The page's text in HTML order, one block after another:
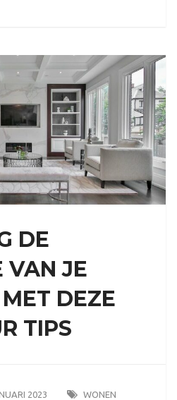
DE
VAN JE
DEZE
TIPS
2023
WONEN